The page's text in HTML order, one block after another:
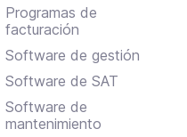
Programas de
facturación
Software de gestión
Software de SAT
Software de
mantenimiento